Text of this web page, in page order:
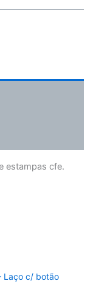
estampas cfe.
Laço c/ botão